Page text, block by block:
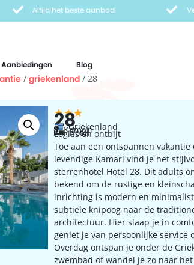
Altijd het beste aanbod
Aanbiedingen Blog
/ griekenland / 28
28Griekenland
Kamari
hotel
Logies en ontbijt
Toe aan een ontspannen
levendige Kamari vind je het
sterrenhotel Hotel 28. Dit adults
bekend om de rustige en
inrichting is modern en
subtiele knipoog naar de
architectuur. Hier slaap je in
geniet je van persoonlijke service
Overdag ontspan je onder de
zwembad of wandel je zo naar